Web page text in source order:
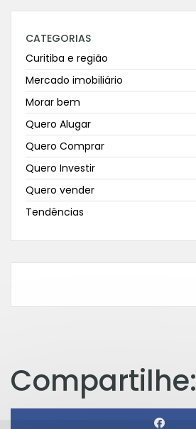
CATEGORIAS
Curitiba e região
Mercado imobiliário
Morar bem
Quero Alugar
Quero Comprar
Quero Investir
Quero vender
Tendências
Compartilhe: